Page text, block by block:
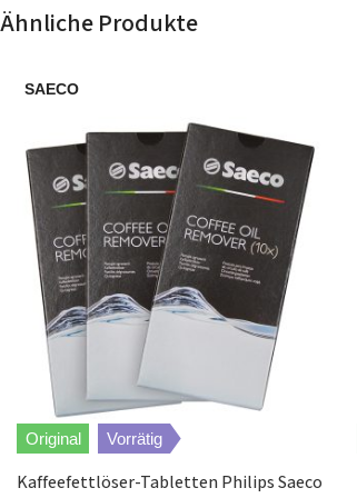
Melitta E957-101
Melitta E957-103
Melitta E957-204
Melitta E957-305
Melitta F731-101
Melitta F730-102
Ähnliche Produkte
SAECO
Original Vorrätig
Kaffeefettlöser-Tabletten Philips Saeco